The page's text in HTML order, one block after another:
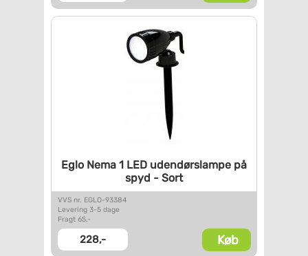
Eglo Nema 1 LED udendørslampe på
spyd - Sort
VVS nr. EGLO-93384
Levering 3-5 dage
Fragt 65,-
228,- Køb